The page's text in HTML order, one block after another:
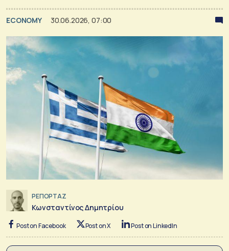
ECONOMY 30.06.2026, 07:00
ΡΕΠΟΡΤΑΖ
Κωνσταντίνος Δημητρίου
Post on Facebook Post on X Post on LinkedIn